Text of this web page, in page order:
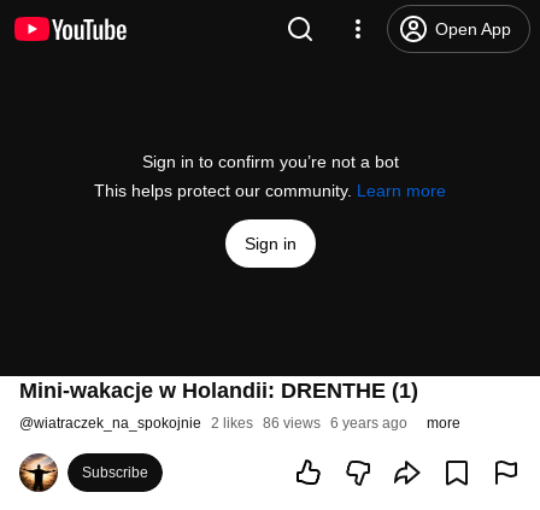
Open App
Sign in to confirm you’re not a bot
This helps protect our community. Learn more
Sign in
Mini-wakacje w Holandii: DRENTHE (1)
@wiatraczek_na_spokojnie 2 likes 86 views 6 years ago more
Subscribe